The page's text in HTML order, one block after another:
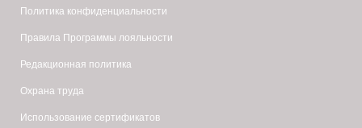
Политика конфиденциальности
Правила Программы лояльности
Редакционная политика
Охрана труда
Использование сертификатов